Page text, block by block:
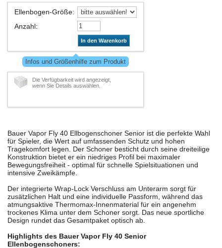
Ellenbogen-Größe:
Anzahl:
In den Warenkorb
Infos und Größenhilfe zum Produkt
Die Verfügbarkeit wird angezeigt,
wenn Sie Details auswählen.
Bauer Vapor Fly 40 Ellbogenschoner Senior ist die perfekte Wahl
für Spieler, die Wert auf umfassenden Schutz und hohen
Tragekomfort legen. Der Schoner besticht durch seine dreiteilige
Konstruktion bietet er ein niedriges Profil bei maximaler
Bewegungsfreiheit - optimal für schnelle Spielsituationen und
intensive Zweikämpfe.
Der integrierte Wrap-Lock Verschluss am Unterarm sorgt für
zusätzlichen Halt und eine individuelle Passform, während das
atmungsaktive Thermomax-Innenmaterial für ein angenehm
trockenes Klima unter dem Schoner sorgt. Das neue sportliche
Design rundet das Gesamtpaket optisch ab.
Highlights des Bauer Vapor Fly 40 Senior
Ellenbogenschoners: